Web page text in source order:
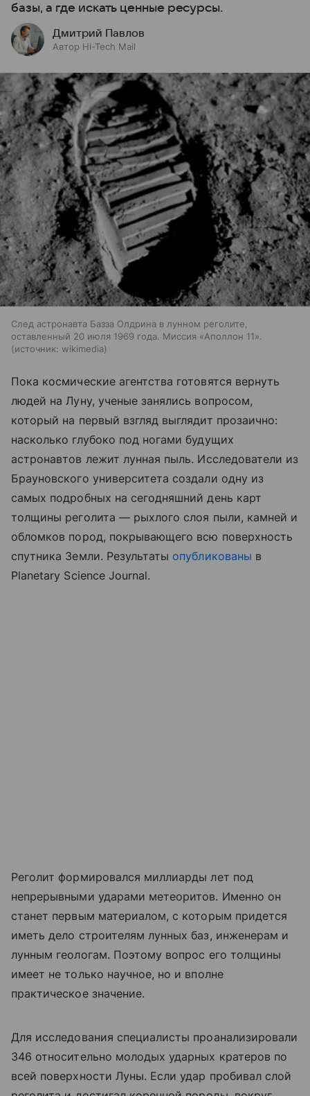
базы, а где искать ценные ресурсы.
Дмитрий Павлов
Автор Hi-Tech Mail
След астронавта Базза Олдрина в лунном реголите,
оставленный 20 июля 1969 года. Миссия «Аполлон 11».
источник: wikimedia
Пока космические агентства готовятся вернуть
людей на Луну, ученые занялись вопросом,
который на первый взгляд выглядит прозаично:
насколько глубоко под ногами будущих
астронавтов лежит лунная пыль. Исследователи из
Брауновского университета создали одну из
самых подробных на сегодняшний день карт
толщины реголита — рыхлого слоя пыли, камней и
обломков пород, покрывающего всю поверхность
спутника Земли. Результатыопубликованы в
Planetary Science Journal.
Реголит формировался миллиарды лет под
непрерывными ударами метеоритов. Именно он
станет первым материалом, с которым придется
иметь дело строителям лунных баз, инженерам и
лунным геологам. Поэтому вопрос его толщины
имеет не только научное, но и вполне
практическое значение.
Для исследования специалисты проанализировали
346 относительно молодых ударных кратеров по
всей поверхности Луны. Если удар пробивал слой